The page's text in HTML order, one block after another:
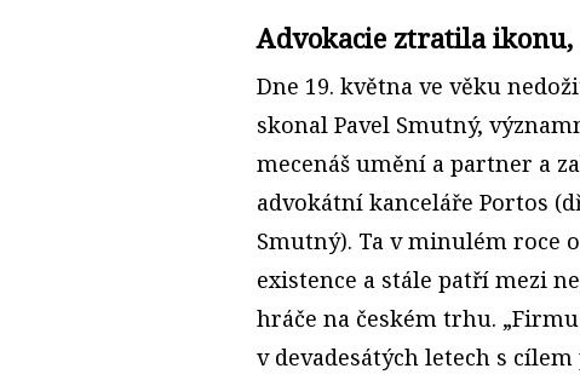
Advokacie ztratila
Dne 19. května ve věku
skonal Pavel Smutný,
mecenáš umění a partner a
advokátní kanceláře Portos
Smutný). Ta v minulém roce
existence a stále patří mezi
hráče na českém trhu.
v devadesátých letech s